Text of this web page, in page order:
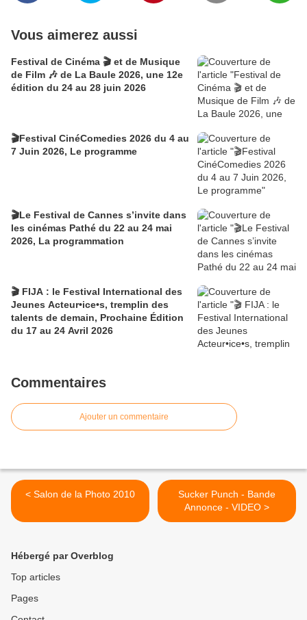
Vous aimerez aussi
Festival de Cinéma 🎬 et de Musique
de Film 🎶 de La Baule 2026, une 12e
édition du 24 au 28 juin 2026
🎬Festival CinéComedies 2026 du 4 au
7 Juin 2026, Le programme
🎬Le Festival de Cannes s’invite dans
les cinémas Pathé du 22 au 24 mai
2026, La programmation
🎬 FIJA : le Festival International des
Jeunes Acteur•ice•s, tremplin des
talents de demain, Prochaine Édition
du 17 au 24 Avril 2026
Commentaires
Ajouter un commentaire
< Salon de la Photo 2010
Sucker Punch - Bande
Annonce - VIDEO >
Hébergé par Overblog
Top articles
Pages